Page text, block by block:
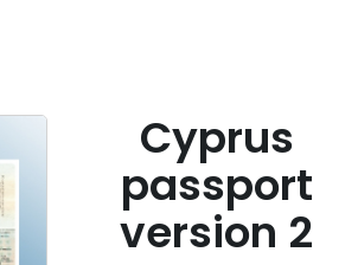
Cyprus
passport
version 2